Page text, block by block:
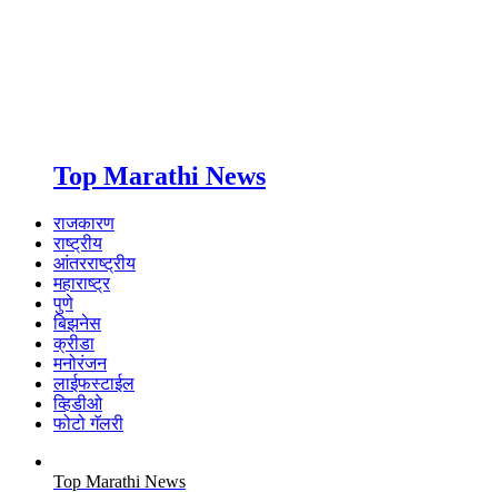
Top Marathi News
राजकारण
राष्ट्रीय
आंतरराष्ट्रीय
महाराष्ट्र
पुणे
बिझनेस
क्रीडा
मनोरंजन
लाईफस्टाईल
व्हिडीओ
फोटो गॅलरी
Top Marathi News